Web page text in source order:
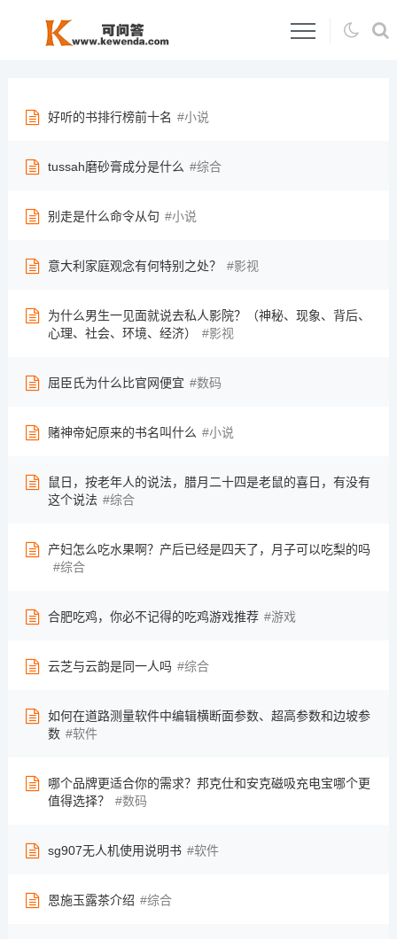
好听的书排行榜前十名 小说
tussah磨砂膏成分是什么 综合
别走是什么命令从句 小说
意大利家庭观念有何特别之处？ 影视
为什么男生一见面就说去私人影院？（神秘、现象、背后、
心理、社会、环境、经济）
影视
屈臣氏为什么比官网便宜 数码
赌神帝妃原来的书名叫什么 小说
鼠日，按老年人的说法，腊月二十四是老鼠的喜日，有没有
这个说法
综合
产妇怎么吃水果啊？产后已经是四天了，月子可以吃梨的吗
综合
合肥吃鸡，你必不记得的吃鸡游戏推荐 游戏
云芝与云韵是同一人吗 综合
如何在道路测量软件中编辑横断面参数、超高参数和边坡参
数
软件
哪个品牌更适合你的需求？邦克仕和安克磁吸充电宝哪个更
值得选择？
数码
sg907无人机使用说明书 软件
恩施玉露茶介绍 综合